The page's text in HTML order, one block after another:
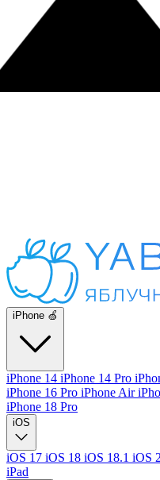
iPhone 🍏
iPhone 14 iPhone 14 Pro
iPhone 16 Pro iPhone Air
iPhone 18 Pro
iOS
iOS 17 iOS 18 iOS 18.1 iOS
iPad